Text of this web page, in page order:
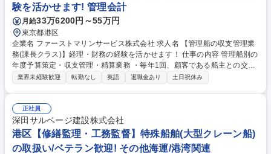
験を活かせます! 管理会計
月給33万6200円～55万円
東京都港区
企業名 ファーストマリンサービス株式会社 求人名 【管理船の収支管理業
務(課長クラス)】経理・財務の経験を活かせます！ 仕事の内容 管理船別の
年度予算策定・収支管理・精算業務 ・毎年1回、顧客である船主との交渉
を経て管理船別の年度予算を策定し、その予算をもとに、船主からお預り
ます。 ・また、欧州で今年から始まる新たな環境規制に対応するため、欧
州に開設する金融商品取引口座の管理業務を行っていただきます。 ・アシ
スタント業務を行っている一般職5名のマネジメントも含め、管理監督者
としての責任ある業務をお任せできる人材を募集します。※備考欄を参照
ください。 募集職種 【管理船の収支管理業務(課長クラス)】経理・財務の
業界未経験歓迎 転勤なし 英語 退職金あり 土日祝休み
正社員
深田サルベージ建設株式会社
港区【修繕監理・工務監督】特殊船舶(大型クレーン船)
の取扱い/ベテラン歓迎! その他海運/港湾関連